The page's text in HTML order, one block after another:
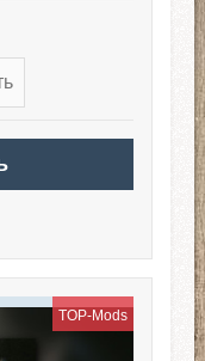
TOP-Mods